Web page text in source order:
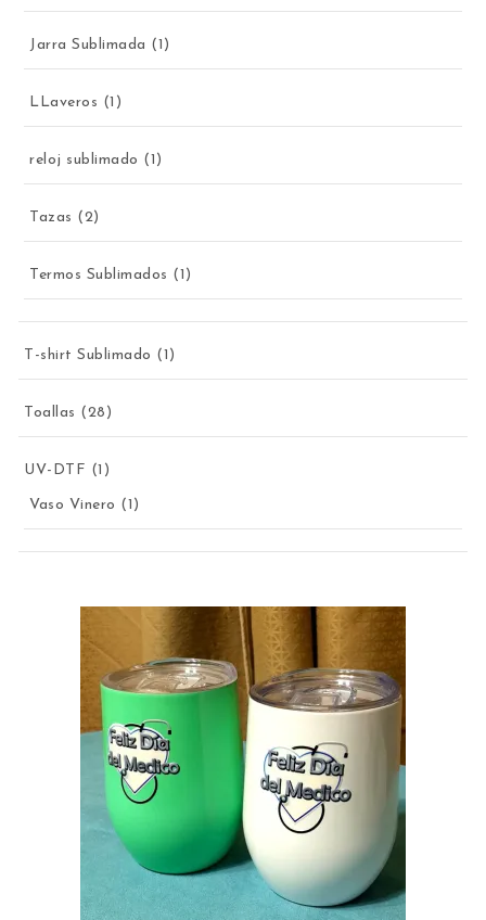
Jarra Sublimada 1 1 producto
LLaveros 1 1 producto
reloj sublimado 1 1 producto
Tazas 22 productos
Termos Sublimados 1 1 producto
T-shirt Sublimado 1 1 producto
Toallas 28 28 productos
UV-DTF 1 1 producto
Vaso Vinero 1 1 producto